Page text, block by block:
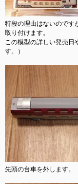
特段の理由はないので
取り付けます。
この模型の詳しい発売日
す。）
先頭の台車を外します。